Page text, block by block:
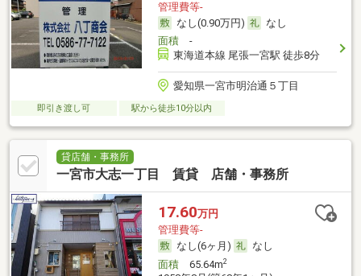
管理費等-
なし(0.90万円)
なし
面積-
東海道本線 尾張一宮駅 徒歩8分
愛知県一宮市明治通５丁目
即引き渡し可 駅から徒歩10分以内
貸店舗・事務所
一宮市大志一丁目 賃貸 店舗・事務所
17.60万円
管理費等-
なし(6ヶ月)
なし
面積65.64m2